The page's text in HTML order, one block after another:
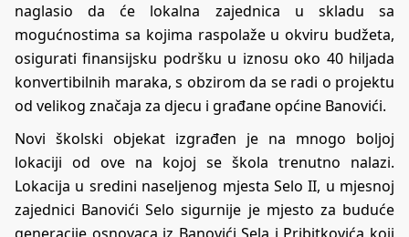
naglasio da će lokalna zajednica u skladu sa
mogućnostima sa kojima raspolaže u okviru budžeta,
osigurati finansijsku podršku u iznosu oko 40 hiljada
konvertibilnih maraka, s obzirom da se radi o projektu
od velikog značaja za djecu i građane općine Banovići.
Novi školski objekat izgrađen je na mnogo boljoj
lokaciji od ove na kojoj se škola trenutno nalazi.
Lokacija u sredini naseljenog mjesta Selo II, u mjesnoj
zajednici Banovići Selo sigurnije je mjesto za buduće